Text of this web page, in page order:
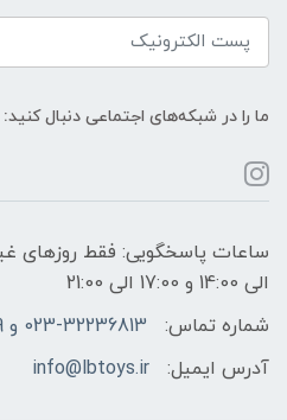
ما را در شبکه‌های اجتماعی دنبال کنید:
الی 14:00 و 17:00 الی 21:00
شماره تماس:
023-32236813 و 09198551429
آدرس ایمیل:
info@lbtoys.ir